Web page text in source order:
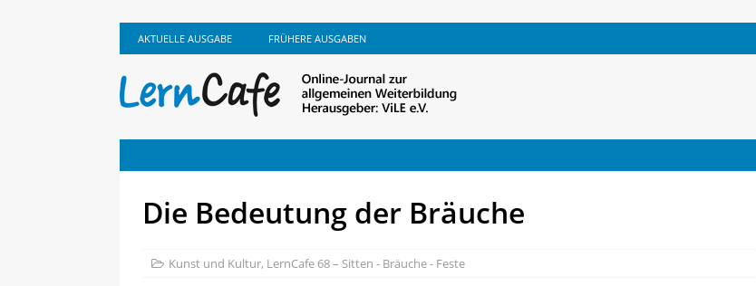
AKTUELLE AUSGABE FRÜHERE AUSGABEN
Die Bedeutung der Bräuche
Kunst und Kultur, LernCafe 68 – Sitten - Bräuche - Feste